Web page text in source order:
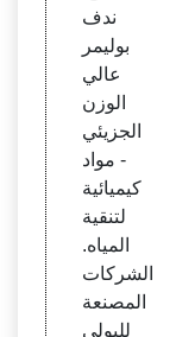
ندف
بوليمر
عالي
الوزن
الجزيئي
- مواد
كيميائية
لتنقية
المياه.
الشركات
المصنعة
للبولي